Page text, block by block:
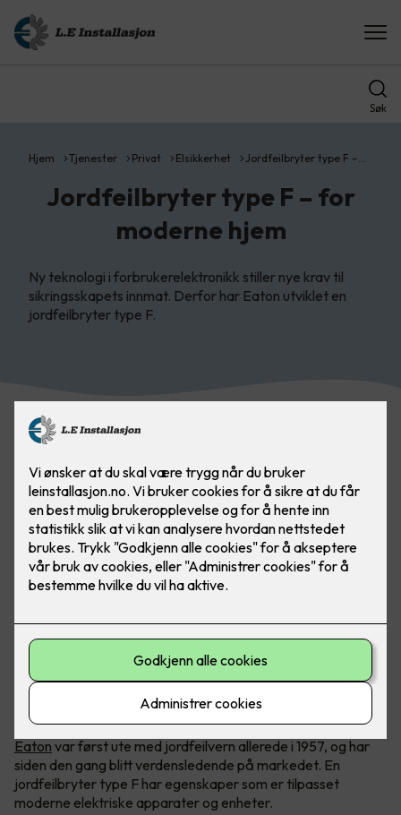
Søk
Hjem Tjenester Privat Elsikkerhet Jordfeilbryter type F –…
Jordfeilbryter type F – for
moderne hjem
Ny teknologi i forbrukerelektronikk stiller nye krav til
sikringsskapets innmat. Derfor har Eaton utviklet en
jordfeilbryter type F.
En jordfeilbryter type F trenger du til apparater som har
høyere effekt eller frekvensdrevne enheter.
Eaton var først ute med jordfeilvern allerede i 1957, og har
siden den gang blitt verdensledende på markedet. En
jordfeilbryter type F har egenskaper som er tilpasset
moderne elektriske apparater og enheter.